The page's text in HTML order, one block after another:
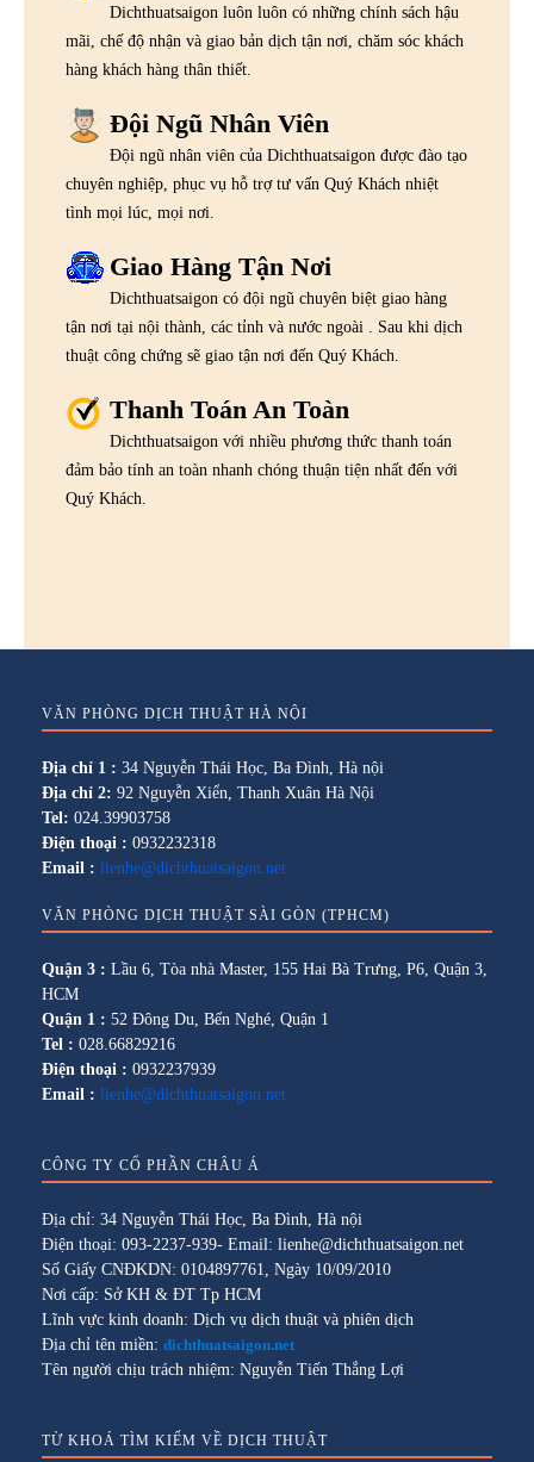
Dichthuatsaigon luôn luôn có những chính sách hậu
mãi, chế độ nhận và giao bản dịch tận nơi, chăm sóc khách
hàng khách hàng thân thiết.
Đội Ngũ Nhân Viên
Đội ngũ nhân viên của Dichthuatsaigon được đào tạo
chuyên nghiệp, phục vụ hỗ trợ tư vấn Quý Khách nhiệt
tình mọi lúc, mọi nơi.
Giao Hàng Tận Nơi
Dichthuatsaigon có đội ngũ chuyên biệt giao hàng
tận nơi tại nội thành, các tỉnh và nước ngoài . Sau khi dịch
thuật công chứng sẽ giao tận nơi đến Quý Khách.
Thanh Toán An Toàn
Dichthuatsaigon với nhiều phương thức thanh toán
đảm bảo tính an toàn nhanh chóng thuận tiện nhất đến với
Quý Khách.
VĂN PHÒNG DỊCH THUẬT HÀ NỘI
Địa chỉ 1 : 34 Nguyễn Thái Học, Ba Đình, Hà nội
Địa chỉ 2: 92 Nguyễn Xiển, Thanh Xuân Hà Nội
Tel: 024.39903758
Điện thoại : 0932232318
Email : lienhe@dichthuatsaigon.net
VĂN PHÒNG DỊCH THUẬT SÀI GÒN (TPHCM)
Quận 3 : Lầu 6, Tòa nhà Master, 155 Hai Bà Trưng, P6, Quận 3,
HCM
Quận 1 : 52 Đông Du, Bến Nghé, Quận 1
Tel : 028.66829216
Điện thoại : 0932237939
Email : lienhe@dichthuatsaigon.net
CÔNG TY CỔ PHẦN CHÂU Á
Địa chỉ: 34 Nguyễn Thái Học, Ba Đình, Hà nội
Điện thoại: 093-2237-939- Email: lienhe@dichthuatsaigon.net
Số Giấy CNĐKDN: 0104897761, Ngày 10/09/2010
Nơi cấp: Sở KH & ĐT Tp HCM
Lĩnh vực kinh doanh: Dịch vụ dịch thuật và phiên dịch
Địa chỉ tên miền: dichthuatsaigon.net
Tên người chịu trách nhiệm: Nguyễn Tiến Thắng Lợi
TỪ KHOÁ TÌM KIẾM VỀ DỊCH THUẬT